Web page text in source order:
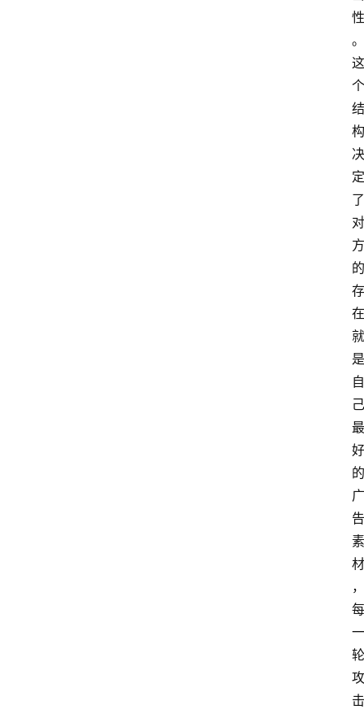
性
。
这
个
结
构
决
定
了
对
方
的
存
在
就
是
自
己
最
好
的
广
告
素
材
，
每
一
轮
攻
击